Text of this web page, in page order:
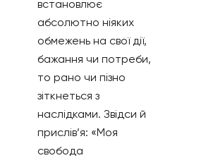
встановлює
абсолютно ніяких
обмежень на свої дії,
бажання чи потреби,
то рано чи пізно
зіткнеться з
наслідками. Звідси й
прислів’я: «Моя
свобода